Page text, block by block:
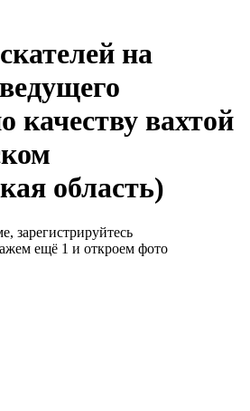
на
качеству вахтой
область)
зарегистрируйтесь
ещё 1 и откроем фото